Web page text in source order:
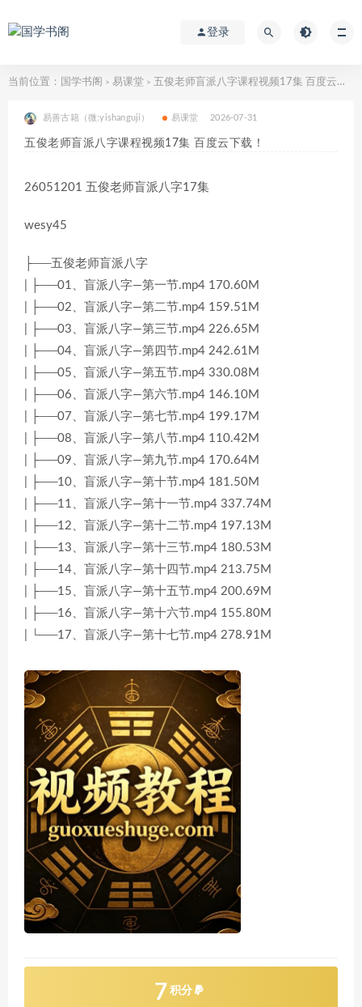
登录
当前位置： 国学书阁 > 易课堂 > 五俊老师盲派八字课程视频17集 百度云下载！
易善古籍（微:yishanguji） 易课堂 2026-07-31
五俊老师盲派八字课程视频17集 百度云下载！
26051201 五俊老师盲派八字17集
wesy45
├──五俊老师盲派八字
| ├──01、盲派八字—第一节.mp4 170.60M
| ├──02、盲派八字—第二节.mp4 159.51M
| ├──03、盲派八字—第三节.mp4 226.65M
| ├──04、盲派八字—第四节.mp4 242.61M
| ├──05、盲派八字—第五节.mp4 330.08M
| ├──06、盲派八字—第六节.mp4 146.10M
| ├──07、盲派八字—第七节.mp4 199.17M
| ├──08、盲派八字—第八节.mp4 110.42M
| ├──09、盲派八字—第九节.mp4 170.64M
| ├──10、盲派八字—第十节.mp4 181.50M
| ├──11、盲派八字—第十一节.mp4 337.74M
| ├──12、盲派八字—第十二节.mp4 197.13M
| ├──13、盲派八字—第十三节.mp4 180.53M
| ├──14、盲派八字—第十四节.mp4 213.75M
| ├──15、盲派八字—第十五节.mp4 200.69M
| ├──16、盲派八字—第十六节.mp4 155.80M
| └──17、盲派八字—第十七节.mp4 278.91M
7 积分